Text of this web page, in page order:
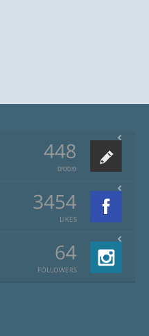
448
פוסטים
3454
LIKES
64
FOLLOWERS